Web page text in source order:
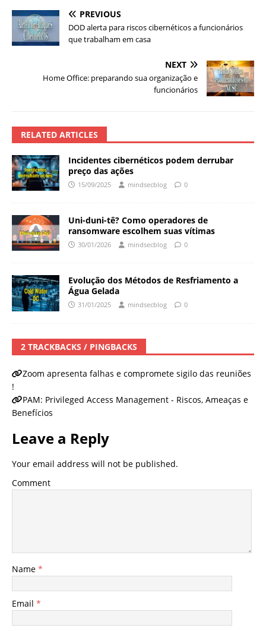
PREVIOUS
DOD alerta para riscos cibernéticos a funcionários
que trabalham em casa
NEXT
Home Office: preparando sua organização e
funcionários
RELATED ARTICLES
Incidentes cibernéticos podem derrubar
preço das ações
15/09/2025 mindsecblog 0
Uni-duni-tê? Como operadores de
ransomware escolhem suas vítimas
30/01/2026 mindsecblog 0
Evolução dos Métodos de Resfriamento a
Água Gelada
31/01/2025 mindsecblog 0
2 TRACKBACKS / PINGBACKS
Zoom apresenta falhas e compromete sigilo das reuniões
!
PAM: Privileged Access Management - Riscos, Ameaças e
Benefícios
Leave a Reply
Your email address will not be published.
Comment
Name *
Email *